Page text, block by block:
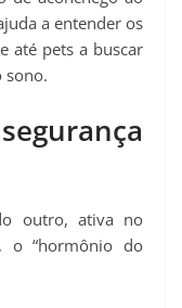
a entender os
até pets a buscar
sono.
outro, ativa no
o “hormônio do